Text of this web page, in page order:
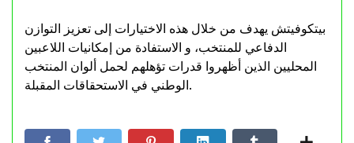
بيتكوفيتش يهدف من خلال هذه الاختيارات إلى تعزيز التوازن
الدفاعي للمنتخب، و الاستفادة من إمكانيات اللاعبين
المحليين الذين أظهروا قدرات تؤهلهم لحمل ألوان المنتخب
الوطني في الاستحقاقات المقبلة.